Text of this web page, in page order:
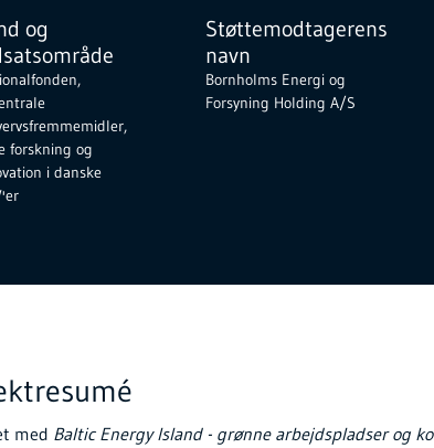
og
forskning og
i danske
Støttemodtagerens
navn
Bornholms Energi og
Forsyning Holding A/S
med Baltic Energy Island - grønne arbejdspladser og